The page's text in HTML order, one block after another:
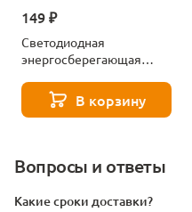
149 ₽
Светодиодная
энергосберегающая
4000K Lightstar 943084-
XS
В корзину
Вопросы и ответы
Какие сроки доставки?